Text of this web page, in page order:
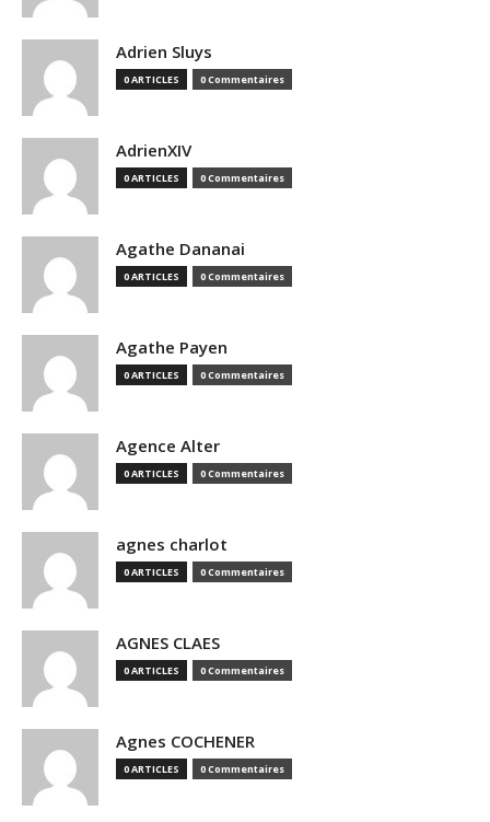
Adrien Sluys
0 ARTICLES 0 Commentaires
AdrienXIV
0 ARTICLES 0 Commentaires
Agathe Dananai
0 ARTICLES 0 Commentaires
Agathe Payen
0 ARTICLES 0 Commentaires
Agence Alter
0 ARTICLES 0 Commentaires
agnes charlot
0 ARTICLES 0 Commentaires
AGNES CLAES
0 ARTICLES 0 Commentaires
Agnes COCHENER
0 ARTICLES 0 Commentaires